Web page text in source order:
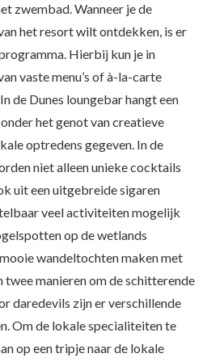
zwembad. Wanneer je de
het resort wilt ontdekken, is er
Hierbij kun je in
vaste menu’s of à-la-carte
de Dunes loungebar hangt een
het genot van creatieve
optredens gegeven. In de
niet alleen unieke cocktails
uit een uitgebreide sigaren
veel activiteiten mogelijk
op de wetlands
wandeltochten maken met
twee manieren om de schitterende
daredevils zijn er verschillende
Om de lokale specialiteiten te
op een tripje naar de lokale